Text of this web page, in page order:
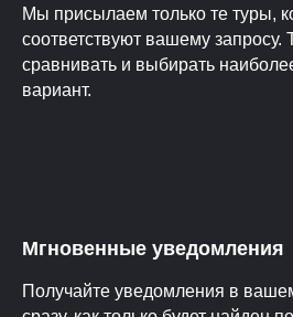
Мы присылаем только те туры,
соответствуют вашему запросу.
сравнивать и выбирать
вариант.
Мгновенные уведомления
Получайте уведомления в